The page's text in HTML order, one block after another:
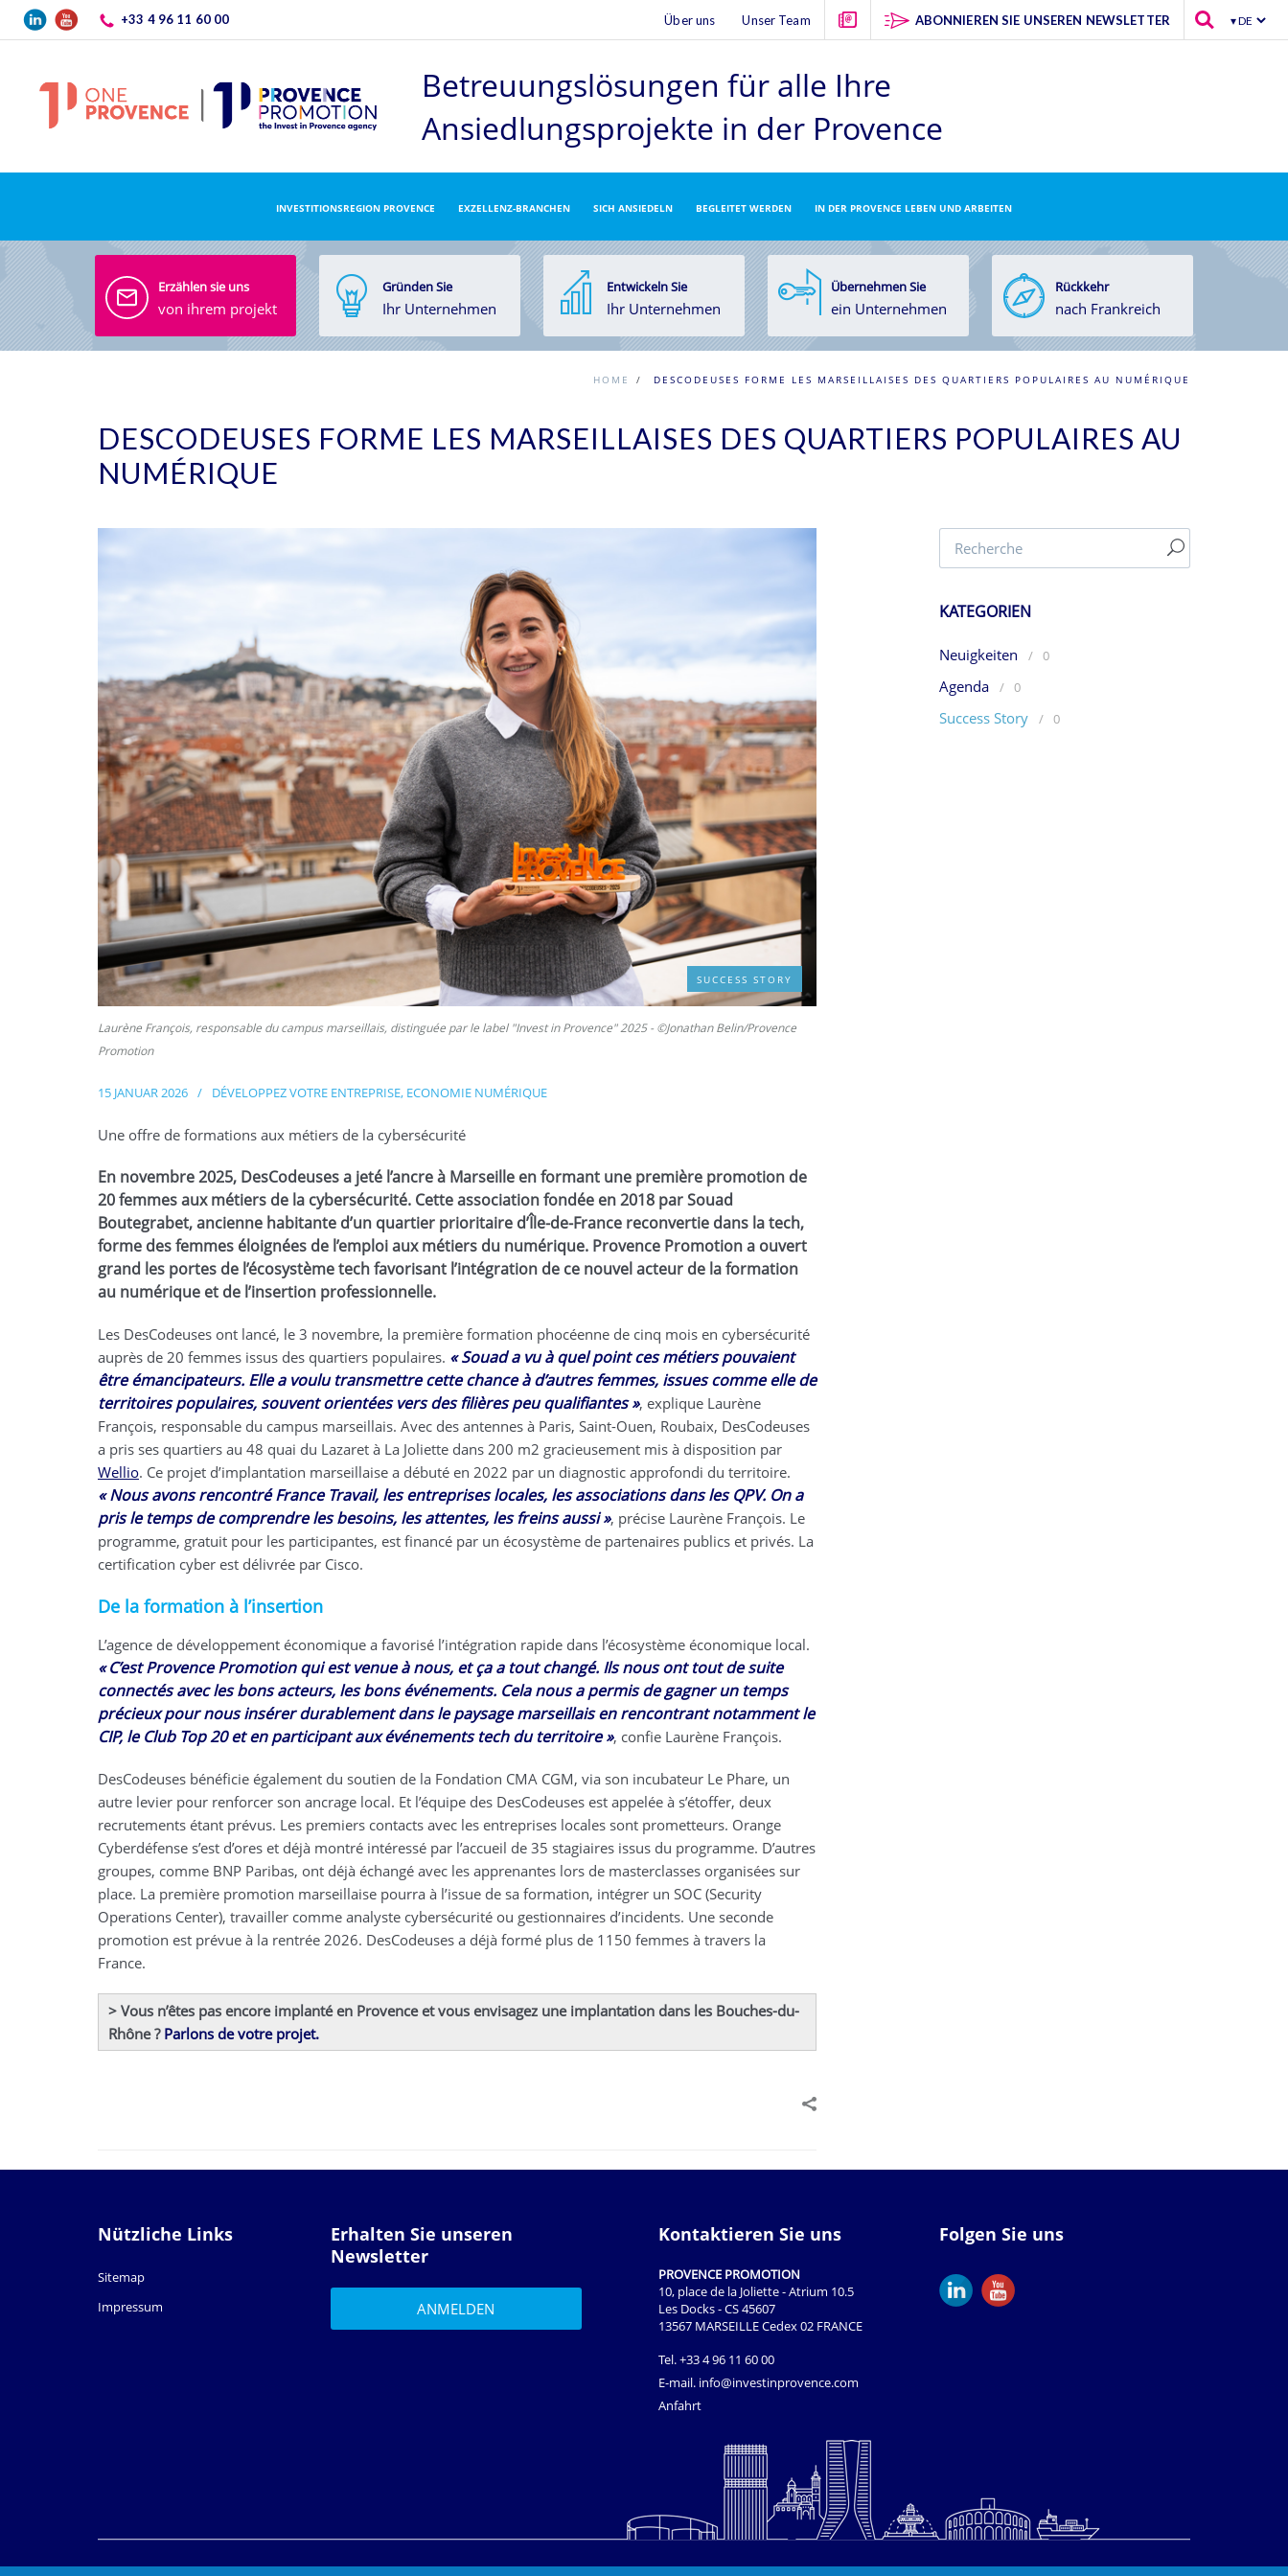
Direkt zum Inhalt +33 4 96 11 60 00 ABONNIEREN SIE UNSEREN NEWSLETTER
Unser Team
Über uns
Betreuungslösungen für alle Ihre
Ansiedlungsprojekte in der Provence
INVESTITIONSREGION PROVENCE EXZELLENZ-BRANCHEN SICH ANSIEDELN BEGLEITET WERDEN IN DER PROVENCE LEBEN UND ARBEITEN
Erzählen sie uns
von ihrem projekt
Gründen Sie
Ihr Unternehmen
Entwickeln Sie
Ihr Unternehmen
Übernehmen Sie
ein Unternehmen
Rückkehr
nach Frankreich
HOME / DESCODEUSES FORME LES MARSEILLAISES DES QUARTIERS POPULAIRES AU NUMÉRIQUE
DESCODEUSES FORME LES MARSEILLAISES DES QUARTIERS POPULAIRES AU
NUMÉRIQUE
SUCCESS STORY
Laurène François, responsable du campus marseillais, distinguée par le label "Invest in Provence" 2025 - ©Jonathan Belin/Provence
Promotion
15 JANUAR 2026 / DÉVELOPPEZ VOTRE ENTREPRISE, ECONOMIE NUMÉRIQUE
Une offre de formations aux métiers de la cybersécurité
En novembre 2025, DesCodeuses a jeté l’ancre à Marseille en formant une première promotion de
20 femmes aux métiers de la cybersécurité. Cette association fondée en 2018 par Souad
Boutegrabet, ancienne habitante d’un quartier prioritaire d’Île-de-France reconvertie dans la tech,
forme des femmes éloignées de l’emploi aux métiers du numérique. Provence Promotion a ouvert
grand les portes de l’écosystème tech favorisant l’intégration de ce nouvel acteur de la formation
au numérique et de l’insertion professionnelle.
Les DesCodeuses ont lancé, le 3 novembre, la première formation phocéenne de cinq mois en cybersécurité
auprès de 20 femmes issus des quartiers populaires. «.Souad a vu à quel point ces métiers pouvaient
être émancipateurs. Elle a voulu transmettre cette chance à d’autres femmes, issues comme elle de
territoires populaires, souvent orientées vers des filières peu qualifiantes.», explique Laurène
François, responsable du campus marseillais. Avec des antennes à Paris, Saint-Ouen, Roubaix, DesCodeuses
a pris ses quartiers au 48 quai du Lazaret à La Joliette dans 200 m2 gracieusement mis à disposition par
Wellio. Ce projet d’implantation marseillaise a débuté en 2022 par un diagnostic approfondi du territoire.
«.Nous avons rencontré France Travail, les entreprises locales, les associations dans les QPV. On a
pris le temps de comprendre les besoins, les attentes, les freins aussi.», précise Laurène François. Le
programme, gratuit pour les participantes, est financé par un écosystème de partenaires publics et privés. La
certification cyber est délivrée par Cisco.
De la formation à l’insertion
L’agence de développement économique a favorisé l’intégration rapide dans l’écosystème économique local.
«.C’est Provence Promotion qui est venue à nous, et ça a tout changé. Ils nous ont tout de suite
connectés avec les bons acteurs, les bons événements. Cela nous a permis de gagner un temps
précieux pour nous insérer durablement dans le paysage marseillais en rencontrant notamment le
CIP, le Club Top 20 et en participant aux événements tech du territoire.», confie Laurène François.
DesCodeuses bénéficie également du soutien de la Fondation CMA CGM, via son incubateur Le Phare, un
autre levier pour renforcer son ancrage local. Et l’équipe des DesCodeuses est appelée à s’étoffer, deux
recrutements étant prévus. Les premiers contacts avec les entreprises locales sont prometteurs. Orange
Cyberdéfense s’est d’ores et déjà montré intéressé par l’accueil de 35 stagiaires issus du programme. D’autres
groupes, comme BNP Paribas, ont déjà échangé avec les apprenantes lors de masterclasses organisées sur
place. La première promotion marseillaise pourra à l’issue de sa formation, intégrer un SOC (Security
Operations Center), travailler comme analyste cybersécurité ou gestionnaires d’incidents. Une seconde
promotion est prévue à la rentrée 2026. DesCodeuses a déjà formé plus de 1150 femmes à travers la
France.
> Vous n’êtes pas encore implanté en Provence et vous envisagez une implantation dans les Bouches-du-
Rhône ? Parlons de votre projet.
KATEGORIEN
Neuigkeiten / 0
Agenda / 0
Success Story / 0
Nützliche Links
Sitemap
Impressum
Erhalten Sie unseren
Newsletter
Kontaktieren Sie uns
PROVENCE PROMOTION
10, place de la Joliette - Atrium 10.5
Les Docks - CS 45607
13567 MARSEILLE Cedex 02 FRANCE
Tel.+33 4 96 11 60 00
E-mail. info@investinprovence.com
Anfahrt
Folgen Sie uns